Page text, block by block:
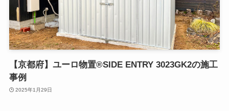
【京都府】ユーロ物置®SIDE ENTRY 3023GK2の施工
事例
2025年1月29日